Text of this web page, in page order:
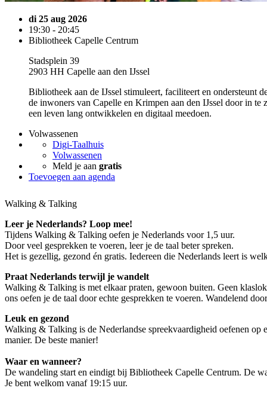
di 25 aug 2026
19:30 - 20:45
Bibliotheek Capelle Centrum
Stadsplein 39
2903 HH Capelle aan den IJssel
Bibliotheek aan de IJssel stimuleert, faciliteert en ondersteunt
de inwoners van Capelle en Krimpen aan den IJssel door in te
een leven lang ontwikkelen en digitaal meedoen.
Volwassenen
Digi-Taalhuis
Volwassenen
Meld je aan gratis
Toevoegen aan agenda
Walking & Talking
Leer je Nederlands? Loop mee!
Tijdens Walking & Talking oefen je Nederlands voor 1,5 uur.
Door veel gesprekken te voeren, leer je de taal beter spreken.
Het is gezellig, gezond én gratis. Iedereen die Nederlands leert is
Praat Nederlands terwijl je wandelt
Walking & Talking is met elkaar praten, gewoon buiten. Geen
ons oefen je de taal door echte gesprekken te voeren. Wandelend
Leuk en gezond
Walking & Talking is de Nederlandse spreekvaardigheid oefenen op
manier. De beste manier!
Waar en wanneer?
De wandeling start en eindigt bij Bibliotheek Capelle Centrum. De
Je bent welkom vanaf 19:15 uur.